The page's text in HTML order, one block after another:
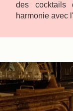
des cocktails
harmonie avec